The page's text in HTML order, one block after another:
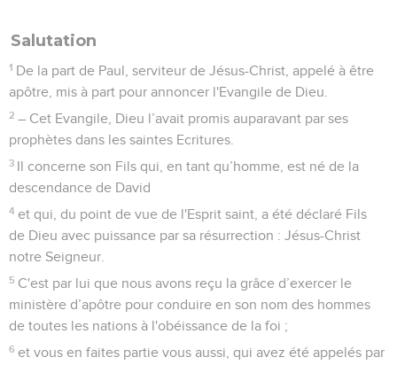
Salutation
1 De la part de Paul, serviteur de Jésus-Christ, appelé à être
apôtre, mis à part pour annoncer l'Evangile de Dieu.
2 – Cet Evangile, Dieu l’avait promis auparavant par ses
prophètes dans les saintes Ecritures.
3 Il concerne son Fils qui, en tant qu’homme, est né de la
descendance de David
4 et qui, du point de vue de l'Esprit saint, a été déclaré Fils
de Dieu avec puissance par sa résurrection : Jésus-Christ
notre Seigneur.
5 C'est par lui que nous avons reçu la grâce d’exercer le
ministère d’apôtre pour conduire en son nom des hommes
de toutes les nations à l'obéissance de la foi ;
6 et vous en faites partie vous aussi, qui avez été appelés par